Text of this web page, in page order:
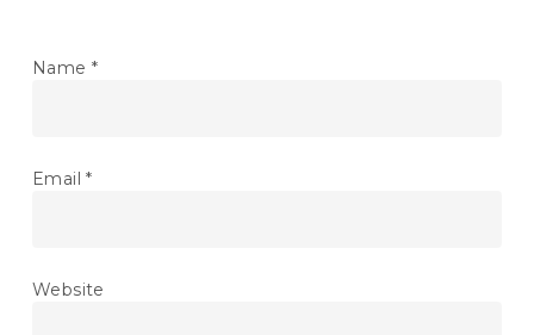
Name *
Email*
Website